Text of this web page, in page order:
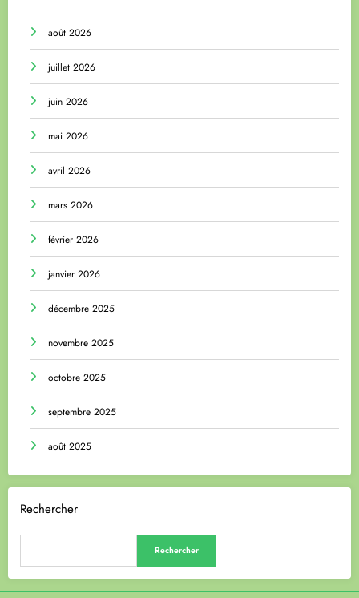
août 2026
juillet 2026
juin 2026
mai 2026
avril 2026
mars 2026
février 2026
janvier 2026
décembre 2025
novembre 2025
octobre 2025
septembre 2025
août 2025
Rechercher
Rechercher